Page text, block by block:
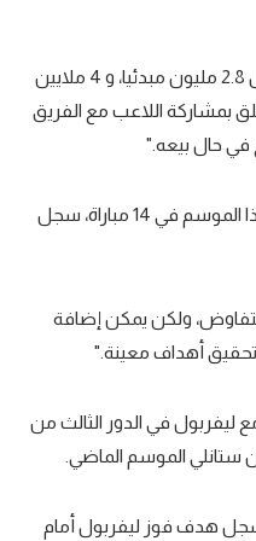
وأوضحت ذا أثلتيك "سيدفع ليفربول 2.8 مليون مبدئيا، و 4 ملايين
بمشاركة اللاعب مع الفريق
نجوموها صاحب الـ17 عاما، شارك هذا الموسم في 14 مباراة، سجل
ولكن يمكن إضافة
أهداف معينة."
ليفربول في الدور الثالث من
ستانلي الموسم الماضي.
هدف فوز ليفربول أمام